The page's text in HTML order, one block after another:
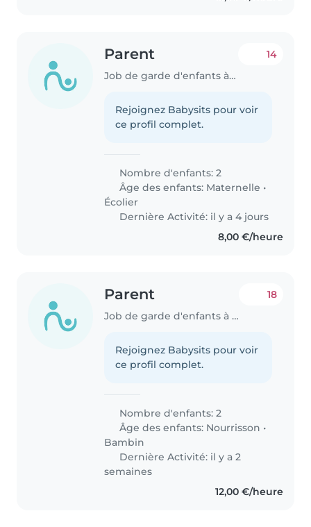
Parent
Job de garde d'enfants à Fréjus
14
Rejoignez Babysits pour voir
ce profil complet.
Nombre d'enfants: 2
Âge des enfants: Maternelle •
Écolier
Dernière Activité: il y a 4 jours
8,00 €/heure
Parent
Job de garde d'enfants à Fréjus
18
Rejoignez Babysits pour voir
ce profil complet.
Nombre d'enfants: 2
Âge des enfants: Nourrisson •
Bambin
Dernière Activité: il y a 2
semaines
12,00 €/heure